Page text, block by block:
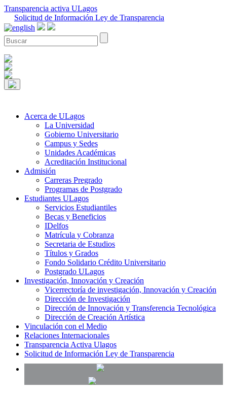
Transparencia activa ULagos
Solicitud de Información Ley de Transparencia
Acerca de ULagos
La Universidad
Gobierno Universitario
Campus y Sedes
Unidades Académicas
Acreditación Institucional
Admisión
Carreras Pregrado
Programas de Postgrado
Estudiantes ULagos
Servicios Estudiantiles
Becas y Beneficios
IDelfos
Matrícula y Cobranza
Secretaria de Estudios
Títulos y Grados
Fondo Solidario Crédito Universitario
Postgrado ULagos
Investigación, Innovación y Creación
Vicerrectoría de investigación, Innovación y Creación
Dirección de Investigación
Dirección de Innovación y Transferencia Tecnológica
Dirección de Creación Artística
Vinculación con el Medio
Relaciones Internacionales
Transparencia Activa Ulagos
Solicitud de Información Ley de Transparencia